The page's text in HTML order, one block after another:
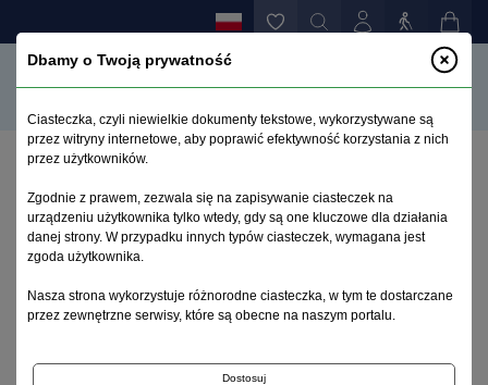
Prenumerata
Warunki prenumeraty
Dbamy o Twoją prywatność
Ciasteczka, czyli niewielkie dokumenty tekstowe, wykorzystywane są
przez witryny internetowe, aby poprawić efektywność korzystania z nich
przez użytkowników.
Zgodnie z prawem, zezwala się na zapisywanie ciasteczek na
urządzeniu użytkownika tylko wtedy, gdy są one kluczowe dla działania
danej strony. W przypadku innych typów ciasteczek, wymagana jest
zgoda użytkownika.
Nasza strona wykorzystuje różnorodne ciasteczka, w tym te dostarczane
przez zewnętrzne serwisy, które są obecne na naszym portalu.
Dostosuj